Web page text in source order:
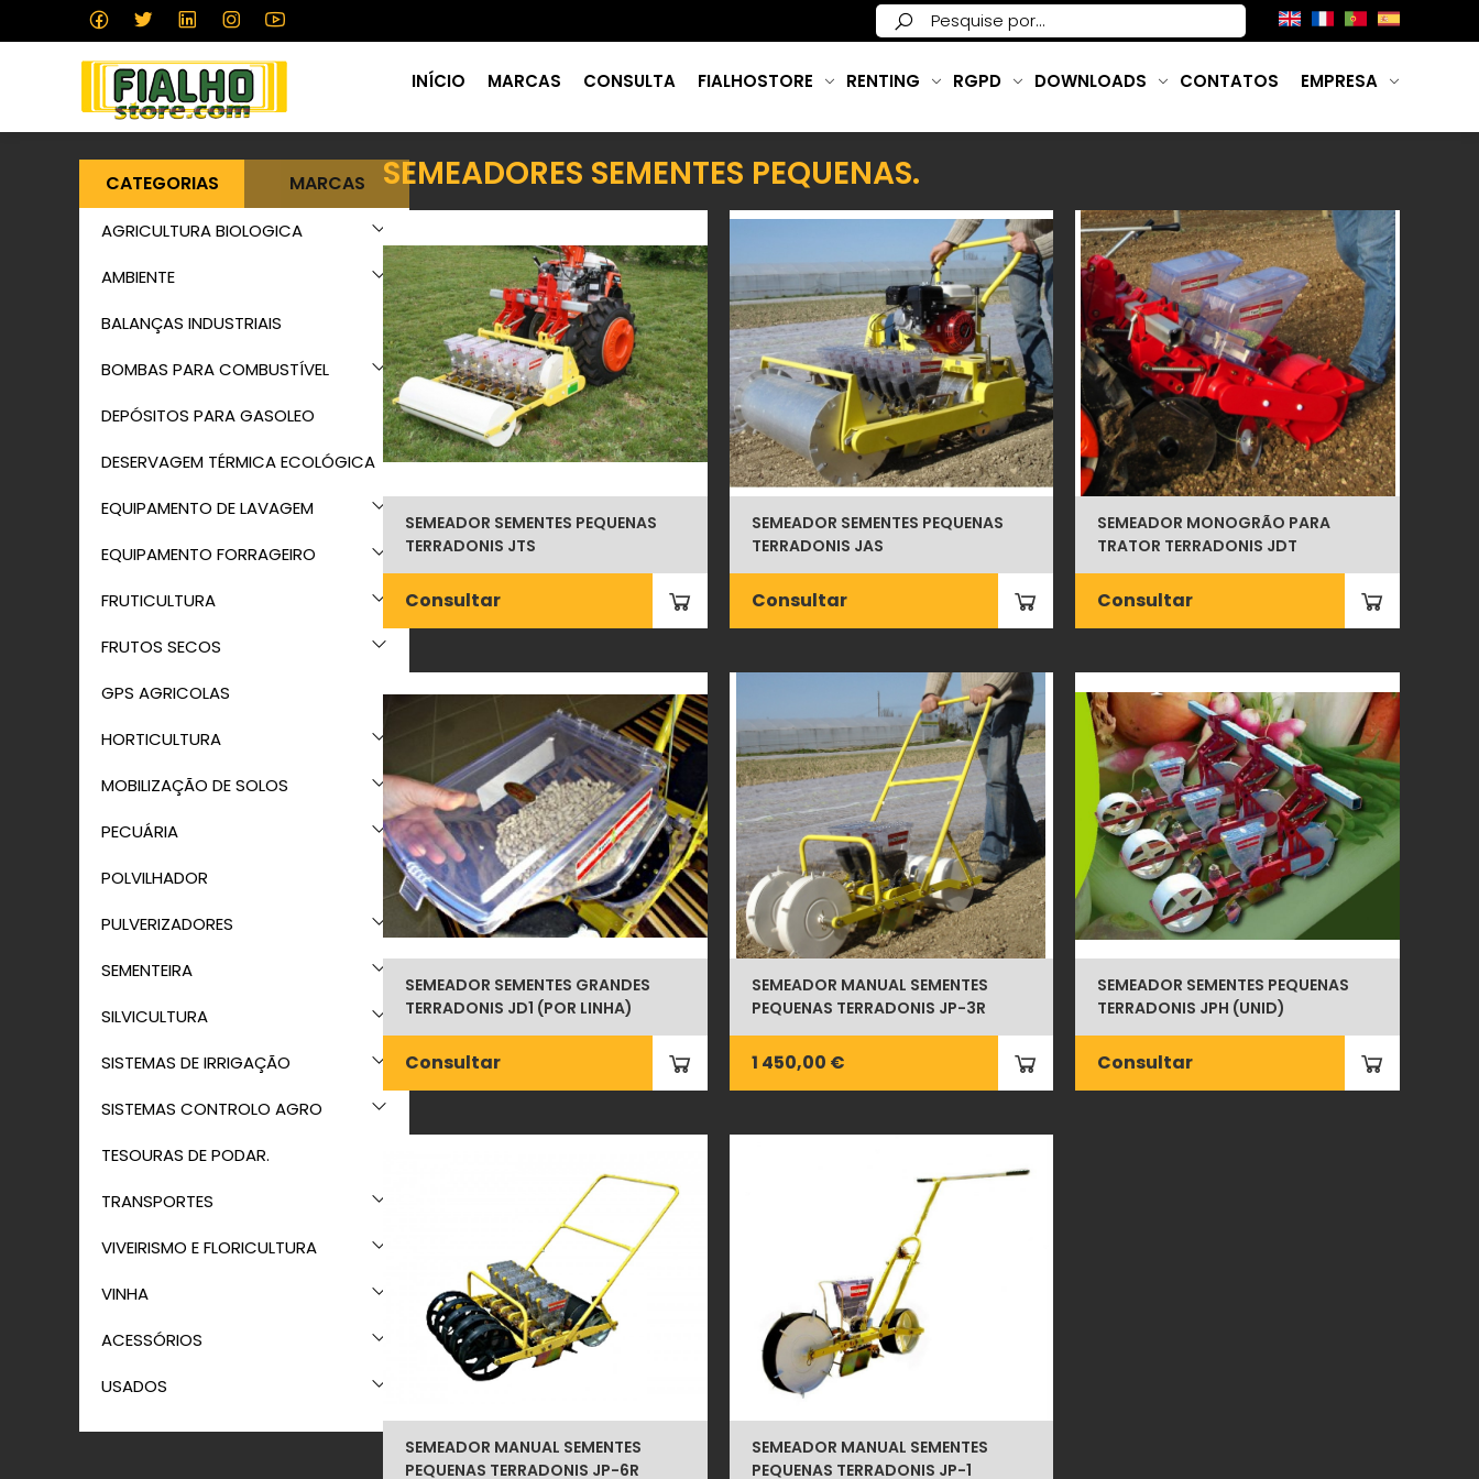
INÍCIO MARCAS CONSULTA FIALHOSTORE RENTING RGPD DOWNLOADS CONTATOS EMPRESA
CATEGORIAS MARCAS
AGRICULTURA BIOLOGICA
AMBIENTE
BALANÇAS INDUSTRIAIS
BOMBAS PARA COMBUSTÍVEL
DEPÓSITOS PARA GASOLEO
DESERVAGEM TÉRMICA ECOLÓGICA
EQUIPAMENTO DE LAVAGEM
EQUIPAMENTO FORRAGEIRO
FRUTICULTURA
FRUTOS SECOS
GPS AGRICOLAS
HORTICULTURA
MOBILIZAÇÃO DE SOLOS
PECUÁRIA
POLVILHADOR
PULVERIZADORES
SEMENTEIRA
SILVICULTURA
SISTEMAS DE IRRIGAÇÃO
SISTEMAS CONTROLO AGRO
TESOURAS DE PODAR.
TRANSPORTES
VIVEIRISMO E FLORICULTURA
VINHA
ACESSÓRIOS
USADOS
SEMEADORES SEMENTES PEQUENAS.
SEMEADOR SEMENTES PEQUENAS
TERRADONIS JTS
Consultar
SEMEADOR SEMENTES PEQUENAS
TERRADONIS JAS
Consultar
SEMEADOR MONOGRÃO PARA
TRATOR TERRADONIS JDT
Consultar
SEMEADOR SEMENTES GRANDES
TERRADONIS JD1 (POR LINHA)
Consultar
SEMEADOR MANUAL SEMENTES
PEQUENAS TERRADONIS JP-3R
1 450,00 €
SEMEADOR SEMENTES PEQUENAS
TERRADONIS JPH (UNID)
Consultar
SEMEADOR MANUAL SEMENTES
PEQUENAS TERRADONIS JP-6R
SEMEADOR MANUAL SEMENTES
PEQUENAS TERRADONIS JP-1